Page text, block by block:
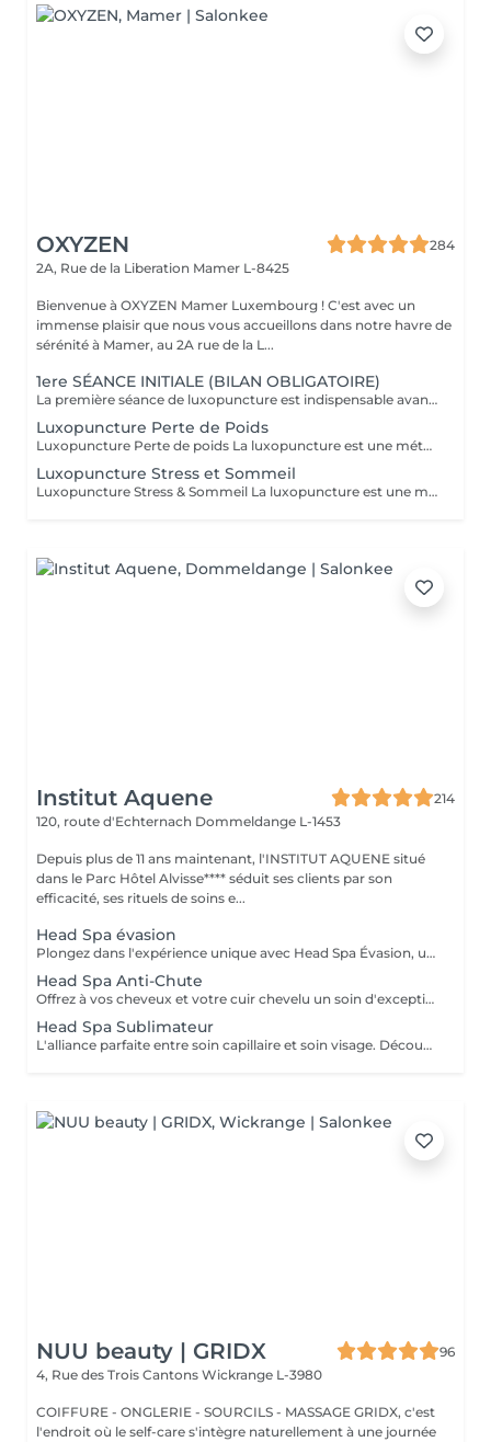
OXYZEN
284
2A, Rue de la Liberation Mamer L-8425
Bienvenue à OXYZEN Mamer Luxembourg ! C'est avec un
immense plaisir que nous vous accueillons dans notre havre de
sérénité à Mamer, au 2A rue de la L...
1ere SÉANCE INITIALE (BILAN OBLIGATOIRE)
La première séance de luxopuncture est indispensable avant de débuter tout programme. D'une durée d'environ 1 heure, elle se déroule en deux temps : 30 minutes d'échange approfondi (anamnèse) pour comprendre vos besoins, vos habitudes et définir vos objectifs 30 minutes de séance de luxopuncture, adaptée en fonction de cet échange Cette étape permet de personnaliser votre accompagnement et d'optimiser les résultats. Chaque protocole est ainsi ajusté à votre profil (poids, stress, sommeil, compulsions). Séance essentielle pour un suivi efficace et durable Permet un accompagnement sur mesure Un premier pas vers votre équilibre et votre bien-être durable.
Luxopuncture Perte de Poids
Luxopuncture Perte de poids La luxopuncture est une méthode douce et non invasive qui aide à réguler l'appétit, réduire les fringales et rééquilibrer le métabolisme. Idéale pour accompagner une perte de poids progressive, elle agit également sur le stress et les compulsions alimentaires. Chaque séance est adaptée à vos besoins afin de vous accompagner en douceur vers un meilleur équilibre et des résultats durables. Un accompagnement naturel pour retrouver légèreté, équilibre et bien-être au quotidien.
Luxopuncture Stress et Sommeil
Luxopuncture Stress & Sommeil La luxopuncture est une méthode douce et non invasive qui aide à apaiser le système nerveux, réduire le stress et améliorer la qualité du sommeil. Elle se pratique à l'aide d'un stylo à infrarouge qui stimule des points réflexes du corps, sans aiguille et en toute douceur. Chaque séance est adaptée à vos besoins afin de favoriser un relâchement profond et un apaisement durable. Un accompagnement naturel pour retrouver calme, sérénité et un sommeil réparateur.
Institut Aquene
214
120, route d'Echternach Dommeldange L-1453
Depuis plus de 11 ans maintenant, l'INSTITUT AQUENE situé
dans le Parc Hôtel Alvisse**** séduit ses clients par son
efficacité, ses rituels de soins e...
Head Spa évasion
Plongez dans l'expérience unique avec Head Spa Évasion, un soin dédié exclusivement à votre cuir chevelu. Ce rituel express est idéal pour découvrir les bienfaits du Head Spa, alliant relaxation profonde et stimulation du cuir chevelu. Un Moment Pour Vous Évader - Nettoyage en profondeur: Élimination des impuretés pour un cuir chevelu purifié. - Massage ciblé: Une gestuelle relaxante qui stimule la microcirculation et soulage les tensions. - Hydratation et soin: Des produits adaptés pour nourrir et revitaliser votre cuir chevelu. Un sèche cheveux et des brosses sont mis à votre disposition pour que vous ne repartiez pas avec la tête mouillée.
Head Spa Anti-Chute
Offrez à vos cheveux et votre cuir chevelu un soin d'exception avec notre Head Spa Anti-chute, utilisant les produits haut de gamme NANNIC. Ce traitement innovant a été conçu pour prévenir la chute des cheveux, favoriser leur repousse et renforcer leur santé globale. Les Bienfaits des Produits NANNIC Les soins NANNIC sont formulés avec des complexes innovants et des ingrédients naturels tels que: - Peptides bioactifs: stimulent la croissance et renforcent les racines. - Extraits végétaux: Apaisent et rééquilibrent le cuir chevelu. - Technologie NBE: Optimise la pénétration des actifs pour des résultats visible dès les premières séances. Afin de prolonger les bienfaits à la maison, bénéficiez d'une réduction de 15% sur la gamme capillaire ainsi que les trousses au format voyage et/ou découverte. Un sèche cheveux et des brosses sont mis à votre disposition pour que vous ne repartiez pas avec la tête mouillée
Head Spa Sublimateur
L'alliance parfaite entre soin capillaire et soin visage. Découvrez notre nouveau Head Spa Sublimateur qui marie le meilleur des soins capillaires et des soins visage pour une expérience de bien-être et de beauté complète. Conçu pour sublimer vos cheveux tout en revitalisant votre peau, ce soin est une véritable parenthèse de détente et de régénération. En Quoi Consiste ce soin ? Le Head Spa Sublimateur est un protocole unique qui agit en profondeur sur vos cheveux, votre cuir chevelu et votre visage: - Soin Capillaire Personnalisé: Nettoyage, massage et application de soins adaptés pour purifier le cuir chevelu, renforcer la fibre capillaire et sublimer vos cheveux. - Rituel visage: Un soin ciblé pour hydrater, apaiser et illuminer la peau, en utilisant des produits premium et techniques expertes. - Massage Relaxant: Une gestuelle douce et enveloppante pour une détente absolue, favorisant la circulation et l'oxygénation des tissus. Les Bienfaits - Pour vos cheveux: Un cuir chevelu purifié, des cheveux plus brillants, plus doux et revitalisés en profondeur. - Pour votre peau: Un teint éclatant, une peau repulpée et nourrie, visiblement apaisée. - Pour votre Bien-être: Une relaxation totale et un moment de lâcher-prise unique. Un moment d'exception pour sublimer votre beauté naturelle Un sèche cheveux et des brosses sont mis à votre disposition pour que vous ne repartiez pas avec la tête mouillée
NUU beauty | GRIDX
96
4, Rue des Trois Cantons Wickrange L-3980
COIFFURE - ONGLERIE - SOURCILS - MASSAGE GRIDX, c'est
l'endroit où le self-care s'intègre naturellement à une journée